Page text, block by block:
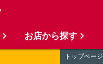
トップページ
お店から探す